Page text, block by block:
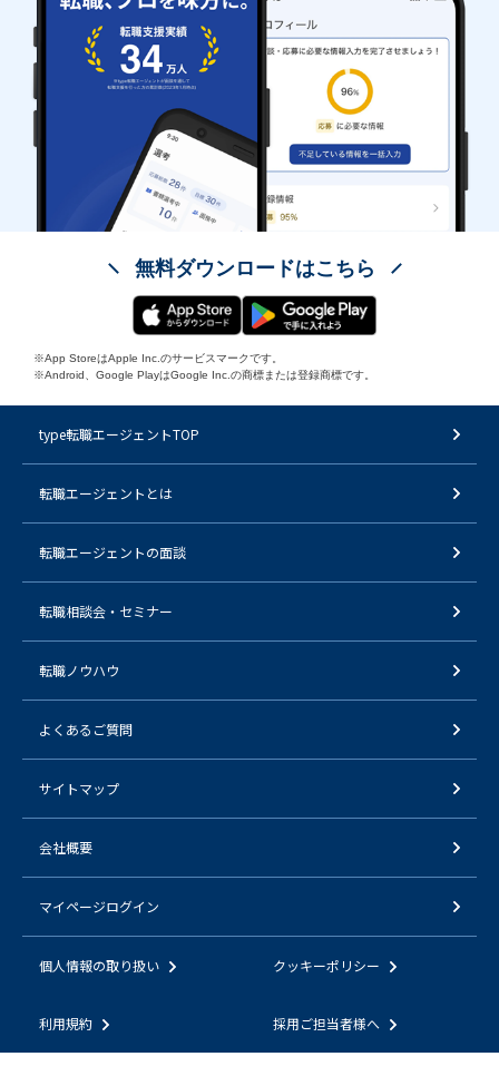
無料ダウンロードはこちら
※App StoreはApple Inc.のサービスマークです。
※Android、Google PlayはGoogle Inc.の商標または登録商標です。
type転職エージェントTOP
転職エージェントとは
転職エージェントの面談
転職相談会・セミナー
転職ノウハウ
よくあるご質問
サイトマップ
会社概要
マイページログイン
個人情報の取り扱い クッキーポリシー
利用規約 採用ご担当者様へ